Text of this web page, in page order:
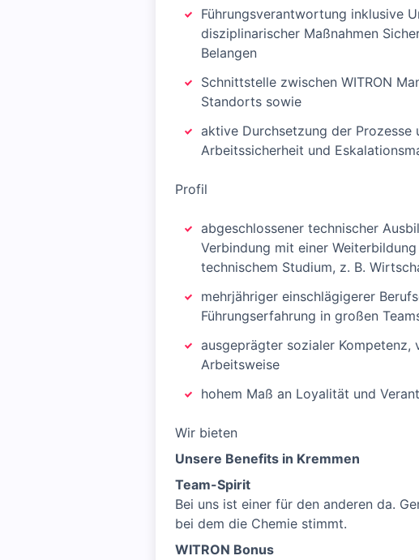
Führungsverantwortung inklusive
disziplinarischer Maßnahmen
Belangen
Schnittstelle zwischen WITRON
Standorts sowie
aktive Durchsetzung der Prozesse
Arbeitssicherheit und
Profil
abgeschlossener technischer
Verbindung mit einer
technischem Studium, z. B.
mehrjähriger einschlägigerer
Führungserfahrung in großen
ausgeprägter sozialer
Arbeitsweise
hohem Maß an Loyalität und
Wir bieten
Unsere Benefits in Kremmen
Team-Spirit
Bei uns ist einer für den anderen da.
bei dem die Chemie stimmt.
WITRON Bonus